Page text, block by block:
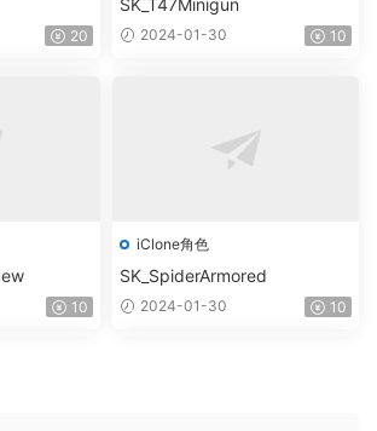
20
SK_T47Minigun
2024-01-30 10
10
iClone角色
SK_SpiderArmored
2024-01-30 10